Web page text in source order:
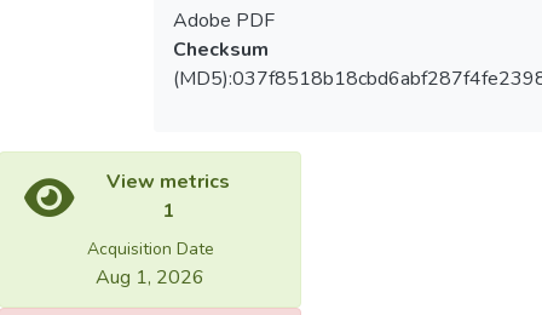
Adobe PDF
Checksum
View metrics
1
Acquisition Date
Aug 1, 2026